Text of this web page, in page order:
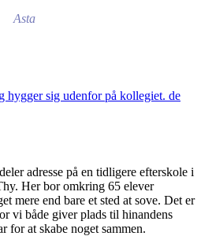
Asta
adresse på en tidligere efterskole i
Her bor omkring 65 elever
mere end bare et sted at sove. Det er
vi både giver plads til hinandens
for at skabe noget sammen.